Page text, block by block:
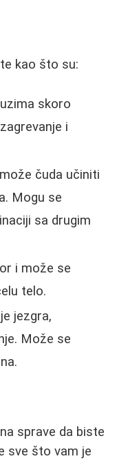
kao što su:
skoro
i
čuda učiniti
Mogu se
sa drugim
i može se
telo.
jezgra,
Može se
sprave da biste
sve što vam je